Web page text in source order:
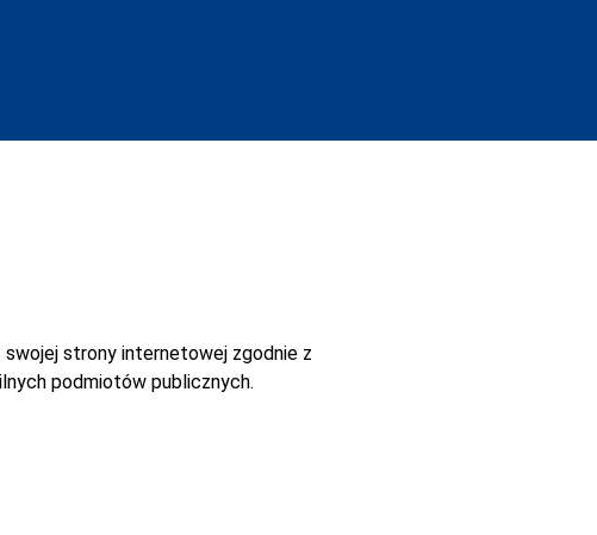
swojej strony internetowej zgodnie z
podmiotów publicznych.